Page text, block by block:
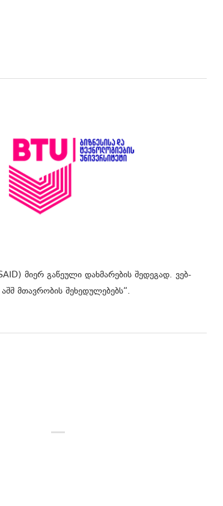
მიერ გაწეული დახმარების შედეგად. ვებ-
მთავრობის შეხედულებებს“.